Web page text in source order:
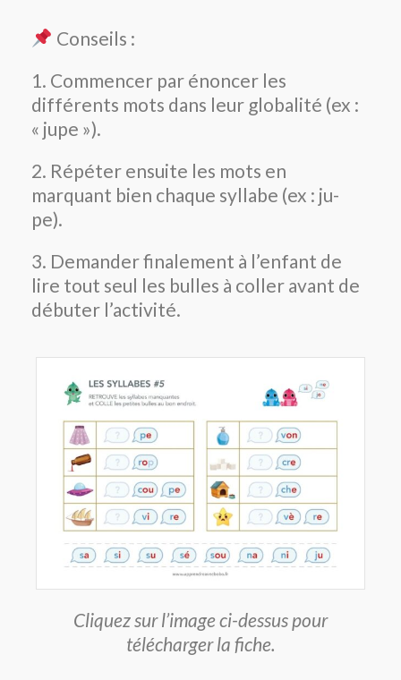
Conseils :
1. Commencer par énoncer les
différents mots dans leur globalité (ex :
« jupe »).
2. Répéter ensuite les mots en
marquant bien chaque syllabe (ex : ju-
pe).
3. Demander finalement à l’enfant de
lire tout seul les bulles à coller avant de
débuter l’activité.
Cliquez sur l’image ci-dessus pour
télécharger la fiche.